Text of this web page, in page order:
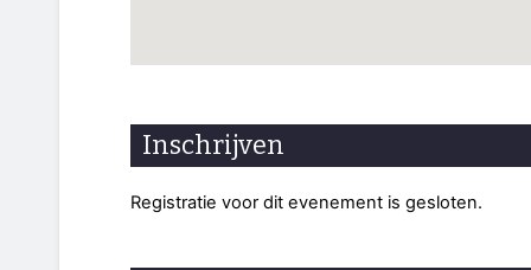
Inschrijven
Registratie voor dit evenement is gesloten.